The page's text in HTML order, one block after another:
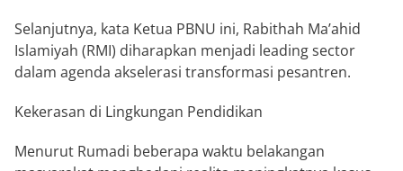
Selanjutnya, kata Ketua PBNU ini, Rabithah Ma’ahid
Islamiyah (RMI) diharapkan menjadi leading sector
dalam agenda akselerasi transformasi pesantren.
Kekerasan di Lingkungan Pendidikan
Menurut Rumadi beberapa waktu belakangan